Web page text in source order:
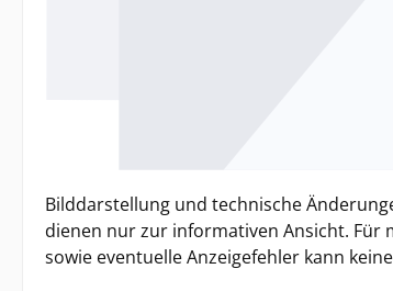
Bilddarstellung und technische
dienen nur zur informativen Ansicht. Für
sowie eventuelle Anzeigefehler kann